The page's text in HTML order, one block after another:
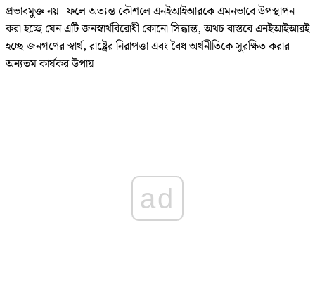
প্রভাবমুক্ত নয়। ফলে অত্যন্ত কৌশলে এনইআইআরকে এমনভাবে উপস্থাপন
করা হচ্ছে যেন এটি জনস্বার্থবিরোধী কোনো সিদ্ধান্ত, অথচ বাস্তবে এনইআইআরই
হচ্ছে জনগণের স্বার্থ, রাষ্ট্রের নিরাপত্তা এবং বৈধ অর্থনীতিকে সুরক্ষিত করার
অন্যতম কার্যকর উপায়।
ad